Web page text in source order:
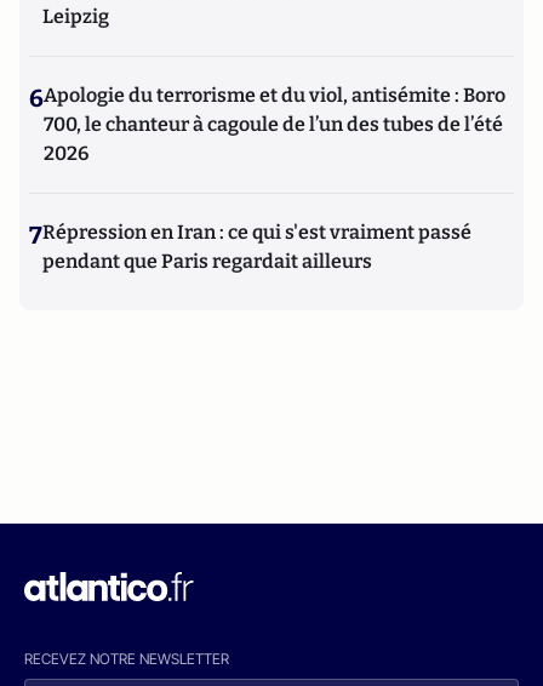
Leipzig
6Apologie du terrorisme et du viol, antisémite : Boro
700, le chanteur à cagoule de l’un des tubes de l’été
2026
7Répression en Iran : ce qui s'est vraiment passé
pendant que Paris regardait ailleurs
RECEVEZ NOTRE NEWSLETTER